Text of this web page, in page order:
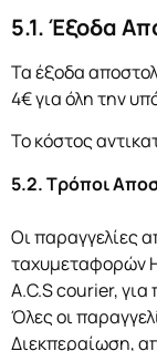
5.1. Έξοδα
Τα έξοδα
4€ για όλη την
Το κόστος
5.2. Τρόποι
Οι παραγγελίες
ταχυμεταφορών
A.C.S courier, για
Όλες οι
Διεκπεραίωση,